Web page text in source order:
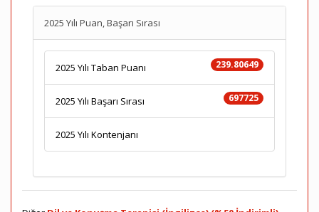
2025 Yılı Puan, Başarı Sırası
239.80649
2025 Yılı Taban Puanı
697725
2025 Yılı Başarı Sırası
2025 Yılı Kontenjanı